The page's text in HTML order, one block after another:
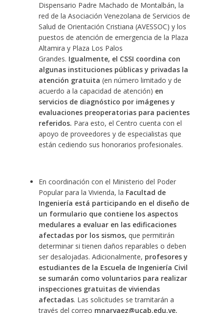
Dispensario Padre Machado de Montalbán, la
red de la Asociación Venezolana de Servicios de
Salud de Orientación Cristiana (AVESSOC) y los
puestos de atención de emergencia de la Plaza
Altamira y Plaza Los Palos
Grandes. Igualmente, el CSSI coordina con
algunas instituciones públicas y privadas la
atención gratuita (en número limitado y de
acuerdo a la capacidad de atención) en
servicios de diagnóstico por imágenes y
evaluaciones preoperatorias para pacientes
referidos. Para esto, el Centro cuenta con el
apoyo de proveedores y de especialistas que
están cediendo sus honorarios profesionales.
En coordinación con el Ministerio del Poder
Popular para la Vivienda, la Facultad de
Ingeniería está participando en el diseño de
un formulario que contiene los aspectos
medulares a evaluar en las edificaciones
afectadas por los sismos, que permitirán
determinar si tienen daños reparables o deben
ser desalojadas. Adicionalmente, profesores y
estudiantes de la Escuela de Ingeniería Civil
se sumarán como voluntarios para realizar
inspecciones gratuitas de viviendas
afectadas. Las solicitudes se tramitarán a
través del correo mnarvaez@ucab.edu.ve.